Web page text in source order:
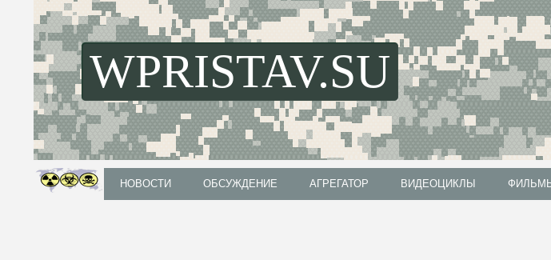
WPRISTAV.SU
НОВОСТИ ОБСУЖДЕНИЕ АГРЕГАТОР ВИДЕОЦИКЛЫ